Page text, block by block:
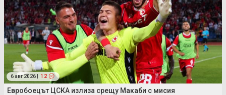
6 авг 2026 | 12
Евробоецът ЦСКА излиза срещу Макаби с мисия